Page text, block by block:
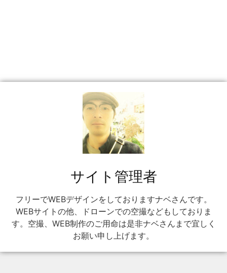
サイト管理者
フリーでWEBデザインをしておりますナベさんです。
WEBサイトの他、ドローンでの空撮などもしておりま
す。空撮、WEB制作のご用命は是非ナベさんまで宜しく
お願い申し上げます。